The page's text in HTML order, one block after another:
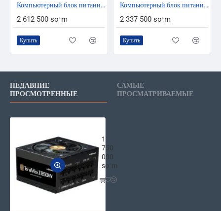
Компьютерный блок питания Zalman ZM1200-EBTII WATTTERA 1200W 80+ Gold 100-240V EU
2 612 500 soʻm
Купить
Компьютерный блок питания Zalman ZM1000-EBTII WATTTERA 1000w 80+ Gold 100-240V EU
2 337 500 soʻm
Купить
НЕДАВНИЕ
ПРОСМОТРЕННЫЕ
САМЫЕ
ПРОСМАТРИВАЕМЫЕ
1
750
000
soʻm